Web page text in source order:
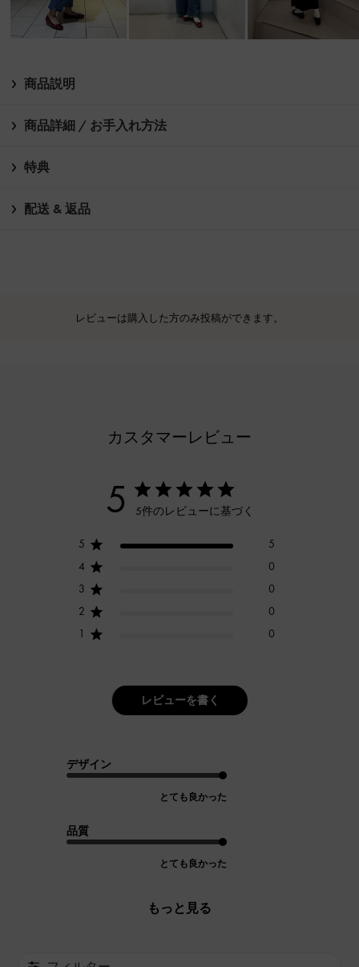
商品説明
商品詳細 / お手入れ方法
特典
配送 & 返品
レビューは購入した方のみ投稿ができます。
カスタマーレビュー
5 5件のレビューに基づく
5
5
4
0
3
0
2
0
1
0
レビューを書く
デザイン
とても良かった
品質
とても良かった
もっと見る